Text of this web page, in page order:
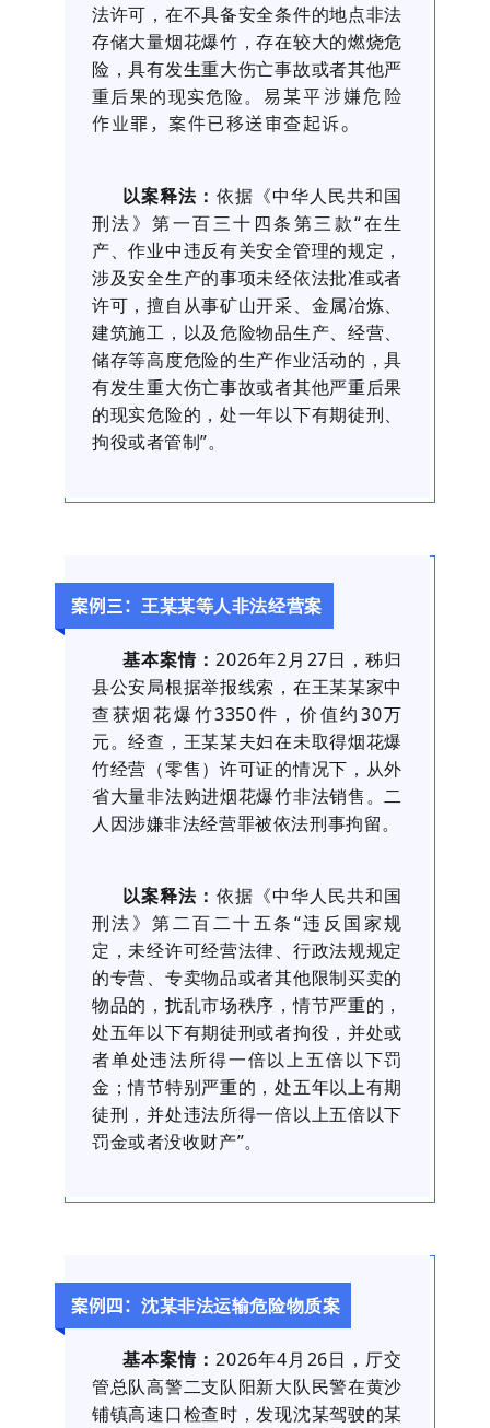
法许可，在不具备安全条件的地点非法
存储大量烟花爆竹，存在较大的燃烧危
险，具有发生重大伤亡事故或者其他严
重后果的现实危险。 易某平涉嫌危险
作业罪，案件已移送审查起诉。
以案释法： 依据《中华人民共和国
刑法》第一百三十四条第三款“在生
产、作业中违反有关安全管理的规定，
涉及安全生产的事项未经依法批准或者
许可，擅自从事矿山开采、金属冶炼、
建筑施工，以及危险物品生产、经营、
储存等高度危险的生产作业活动的，具
有发生重大伤亡事故或者其他严重后果
的现实危险的，处一年以下有期徒刑、
拘役或者管制”。
案例三： 王某某等人非法经营案
基本案情：2026年2月27日，秭归
县公安局根据举报线索，在王某某家中
查获烟花爆竹3350件，价值约30万
元。经查，王某某夫妇在未取得烟花爆
竹经营（零售）许可证的情况下，从外
省大量非法购进烟花爆竹非法销售。二
人因涉嫌非法经营罪被依法刑事拘留。
以案释法： 依据《中华人民共和国
刑法》第二百二十五条“违反国家规
定，未经许可经营法律、行政法规规定
的专营、专卖物品或者其他限制买卖的
物品的，扰乱市场秩序，情节严重的，
处五年以下有期徒刑或者拘役，并处或
者单处违法所得一倍以上五倍以下罚
金；情节特别严重的，处五年以上有期
徒刑，并处违法所得一倍以上五倍以下
罚金或者没收财产”。
案例四： 沈某非法运输危险物质案
基本案情：2026年4月26日，厅交
管总队高警二支队阳新大队民警在黄沙
铺镇高速口检查时，发现沈某驾驶的某